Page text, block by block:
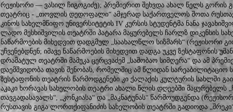
რეჟისორი — ვასილ ჩიგოგიძე); პრემიერით შეხვდა ახალ წელს გორის
თეატრიც - „თოვლის დედოფალი“ ამჯერად საქართველოს შოთა
კინოს სახელმწიფო უნივერსიტეტის IV კურსის სტუდენტმა ნანა
ლადო მესხიშვილის თეატრში პატარა მაყურებელს ჩარლზ დიკენსის
ნაწარმოების მიხედვით დადგმულ „საახალწლო სიზმარს“ (რეჟისორი
უჩვენებდნენ; იმავე ნაწარმოების მიხედვით დადგა უკვე ზესტაფონის
დრამატულ თეატრში მამუკა ცერცვაძემ „საშობაო სიმღერა“ და ამ
დაემშვიდობა თავის შენობას, რომელშიც ამ წლიდან სარეაბილიტაციო
ზესტაფონის თეატრის წარმოდგენები კი ქალაქის კულტურის სახლში
აკაკი ხორავას სახელობის თეატრი ახალი წლის დღეებში მაყურებელს
თავგადასავალს“, „კონკიასა“ და „მაკნატუნას“ წარმოუდგენდა
რუსთავის გიგა ლორთქიფანიძის სახელობის თეატრში გადიოდა